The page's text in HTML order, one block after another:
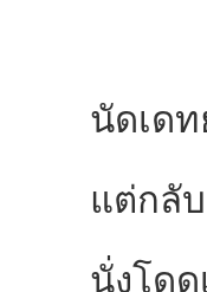
นัดเด
แต่กลั
นั่งโดด